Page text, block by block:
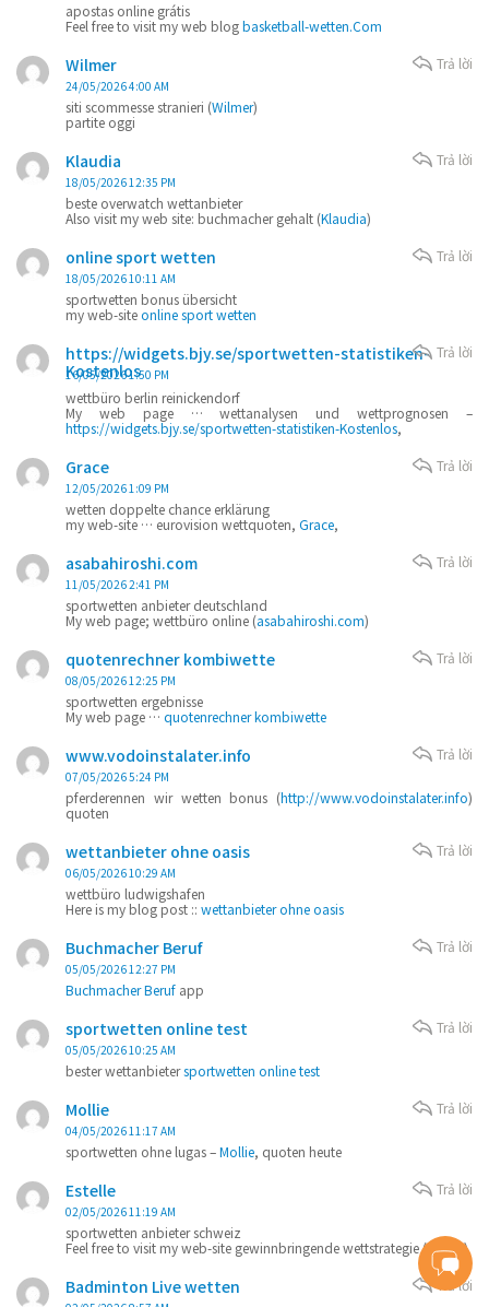
apostas online grátis
Feel free to visit my web blogbasketball-wetten.Com
Wilmer
24/05/2026 4:00 AM
siti scommesse stranieri (Wilmer)
partite oggi
Trả lời
Klaudia
18/05/2026 12:35 PM
beste overwatch wettanbieter
Also visit my web site: buchmacher gehalt (Klaudia)
Trả lời
online sport wetten
18/05/2026 10:11 AM
sportwetten bonus übersicht
my web-siteonline sport wetten
Trả lời
https://widgets.bjy.se/sportwetten-statistiken-
Kostenlos
16/05/2026 1:50 PM
wettbüro berlin reinickendorf
My web page … wettanalysen und wettprognosen –
https://widgets.bjy.se/sportwetten-statistiken-Kostenlos,
Trả lời
Grace
12/05/2026 1:09 PM
wetten doppelte chance erklärung
my web-site … eurovision wettquoten, Grace,
Trả lời
asabahiroshi.com
11/05/2026 2:41 PM
sportwetten anbieter deutschland
My web page; wettbüro online (asabahiroshi.com)
Trả lời
quotenrechner kombiwette
08/05/2026 12:25 PM
sportwetten ergebnisse
My web page … quotenrechner kombiwette
Trả lời
www.vodoinstalater.info
07/05/2026 5:24 PM
pferderennen wir wetten bonus (http://www.vodoinstalater.info)
quoten
Trả lời
wettanbieter ohne oasis
06/05/2026 10:29 AM
wettbüro ludwigshafen
Here is my blog post :: wettanbieter ohne oasis
Trả lời
Buchmacher Beruf
05/05/2026 12:27 PM
Buchmacher Beruf app
Trả lời
sportwetten online test
05/05/2026 10:25 AM
bester wettanbietersportwetten online test
Trả lời
Mollie
04/05/2026 11:17 AM
sportwetten ohne lugas –Mollie, quoten heute
Trả lời
Estelle
02/05/2026 11:19 AM
sportwetten anbieter schweiz
Feel free to visit my web-site gewinnbringende wettstrategie (Estelle)
Trả lời
Badminton Live wetten Trả lời